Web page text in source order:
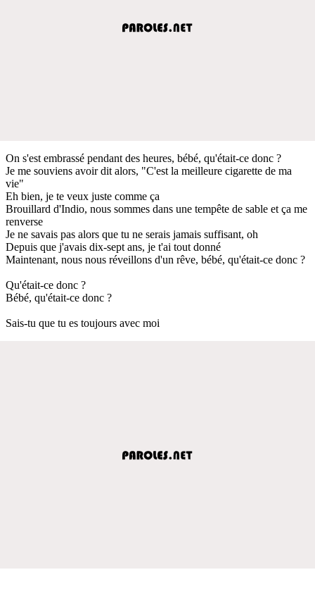
On s'est embrassé pendant des heures, bébé, qu'était-ce donc ?
Je me souviens avoir dit alors, "C'est la meilleure cigarette de ma
vie"
Eh bien, je te veux juste comme ça
Brouillard d'Indio, nous sommes dans une tempête de sable et ça me
renverse
Je ne savais pas alors que tu ne serais jamais suffisant, oh
Depuis que j'avais dix-sept ans, je t'ai tout donné
Maintenant, nous nous réveillons d'un rêve, bébé, qu'était-ce donc ?
Qu'était-ce donc ?
Bébé, qu'était-ce donc ?
Sais-tu que tu es toujours avec moi